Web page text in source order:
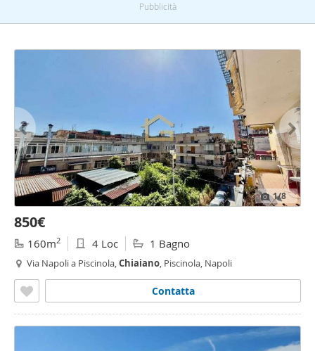
Pubblicità
1/8
850€
160m2 4 Loc 1 Bagno
Via Napoli a Piscinola,Chiaiano, Piscinola, Napoli
Contatta